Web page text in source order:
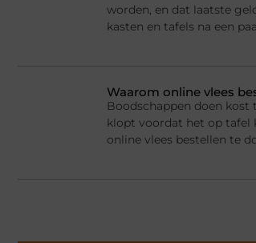
worden, en dat laatste
kasten en tafels na een
Waarom online vlees
Boodschappen doen
klopt voordat het op tafel
online vlees bestellen te